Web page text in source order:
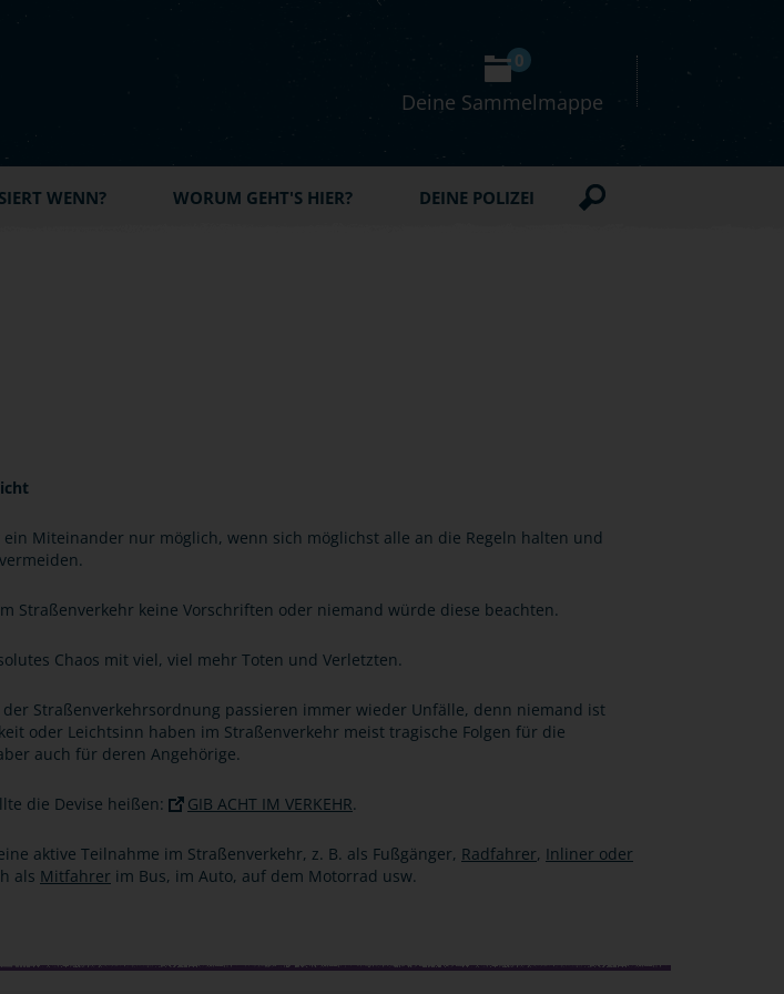
Deine Sammelmappe
0
WENN? WORUM GEHT'S HIER? DEINE POLIZEI
Miteinander nur möglich, wenn sich möglichst alle an die Regeln halten und
Straßenverkehr keine Vorschriften oder niemand würde diese beachten.
Chaos mit viel, viel mehr Toten und Verletzten.
Straßenverkehrsordnung passieren immer wieder Unfälle, denn niemand ist
oder Leichtsinn haben im Straßenverkehr meist tragische Folgen für die
auch für deren Angehörige.
die Devise heißen: GIB ACHT IM VERKEHR.
aktive Teilnahme im Straßenverkehr, z. B. als Fußgänger, Radfahrer, Inliner oder
als Mitfahrer im Bus, im Auto, auf dem Motorrad usw.